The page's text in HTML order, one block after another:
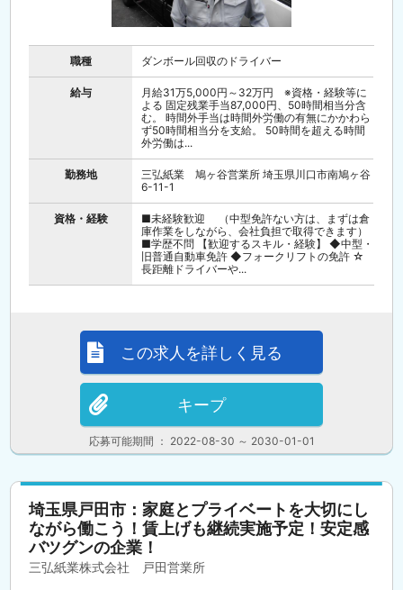
職種 ダンボール回収のドライバー
給与
月給31万5,000円～32万円 ※資格・経験等に
よる 固定残業手当87,000円、50時間相当分含
む。 時間外手当は時間外労働の有無にかかわら
ず50時間相当分を支給。 50時間を超える時間
外労働は...
勤務地
三弘紙業 鳩ヶ谷営業所 埼玉県川口市南鳩ヶ谷
6-11-1
資格・経験
■未経験歓迎 （中型免許ない方は、まずは倉
庫作業をしながら、会社負担で取得できます）
■学歴不問 【歓迎するスキル・経験】 ◆中型・
旧普通自動車免許 ◆フォークリフトの免許 ☆
長距離ドライバーや...
応募可能期間 ： 2022-08-30 ～ 2030-01-01
この求人を詳しく見る
キープ
埼玉県戸田市：家庭とプライベートを大切にし
ながら働こう！賃上げも継続実施予定！安定感
バツグンの企業！
三弘紙業株式会社 戸田営業所